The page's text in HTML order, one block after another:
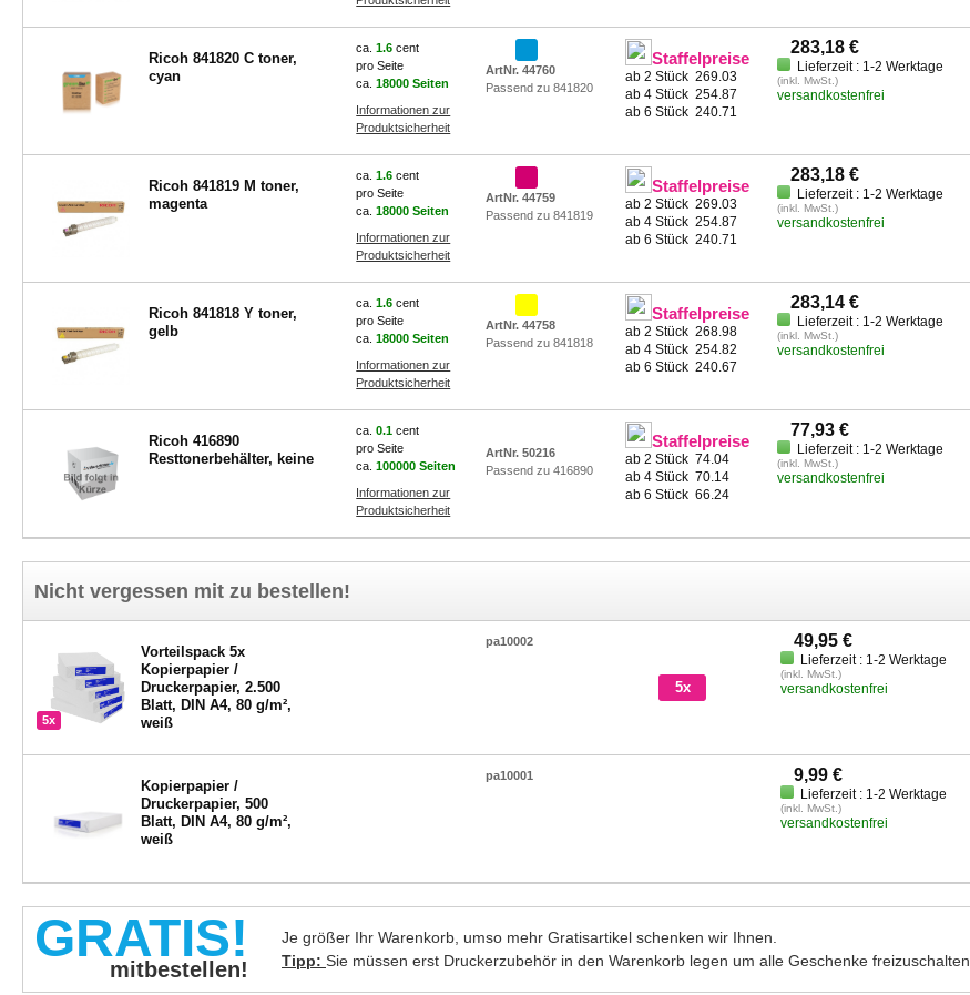
Ricoh 841820 C toner,
cyan
ca.1.6cent
pro Seite
ca.18000 Seiten
Informationen zur
Produktsicherheit
ArtNr. 44760
Passend zu 841820
Staffelpreise
ab 2 Stück269.03
ab 4 Stück254.87
ab 6 Stück240.71
283,18 €
Lieferzeit : 1-2 Werktage
(inkl. MwSt.)
versandkostenfrei
Ricoh 841819 M toner,
magenta
ca.1.6cent
pro Seite
ca.18000 Seiten
Informationen zur
Produktsicherheit
ArtNr. 44759
Passend zu 841819
Staffelpreise
ab 2 Stück269.03
ab 4 Stück254.87
ab 6 Stück240.71
283,18 €
Lieferzeit : 1-2 Werktage
(inkl. MwSt.)
versandkostenfrei
Ricoh 841818 Y toner,
gelb
ca.1.6cent
pro Seite
ca.18000 Seiten
Informationen zur
Produktsicherheit
ArtNr. 44758
Passend zu 841818
Staffelpreise
ab 2 Stück268.98
ab 4 Stück254.82
ab 6 Stück240.67
283,14 €
Lieferzeit : 1-2 Werktage
(inkl. MwSt.)
versandkostenfrei
Ricoh 416890
Resttonerbehälter, keine
ca.0.1cent
pro Seite
ca.100000 Seiten
Informationen zur
Produktsicherheit
ArtNr. 50216
Passend zu 416890
Staffelpreise
ab 2 Stück74.04
ab 4 Stück70.14
ab 6 Stück66.24
77,93 €
Lieferzeit : 1-2 Werktage
(inkl. MwSt.)
versandkostenfrei
Nicht vergessen mit zu bestellen!
5x
Vorteilspack 5x
Kopierpapier /
Druckerpapier, 2.500
Blatt, DIN A4, 80 g/m²,
weiß
pa10002
5x
49,95 €
Lieferzeit : 1-2 Werktage
(inkl. MwSt.)
versandkostenfrei
Kopierpapier /
Druckerpapier, 500
Blatt, DIN A4, 80 g/m²,
weiß
pa10001 9,99 €
Lieferzeit : 1-2 Werktage
(inkl. MwSt.)
versandkostenfrei
GRATIS!
mitbestellen!
Je größer Ihr Warenkorb, umso mehr Gratisartikel schenken wir Ihnen.
Tipp: Sie müssen erst Druckerzubehör in den Warenkorb legen um alle Geschenke freizuschalten